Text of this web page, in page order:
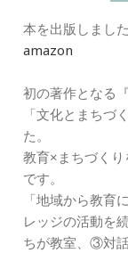
本を出版しまし
amazon
初の著作となる
「文化とまちづ
た。
教育×まちづく
です。
「地域から教育
レッジの活動を
ちが教室、③対